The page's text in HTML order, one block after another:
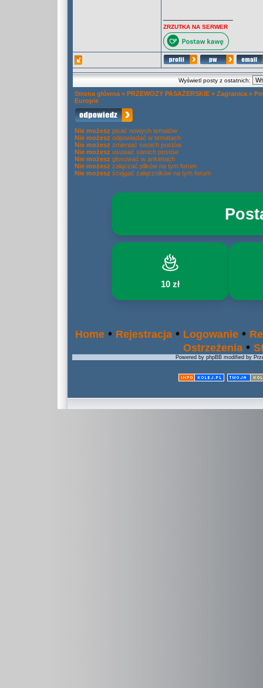
ZRZUTKA NA SERWER
Wyświetl posty z ostatnich:
Strona główna » PRZEWOZY PASAŻERSKIE » Zagranica »
Europie
Nie możesz pisać nowych tematów
Nie możesz odpowiadać w tematach
Nie możesz zmieniać swoich postów
Nie możesz usuwać swoich postów
Nie możesz głosować w ankietach
Nie możesz załączać plików na tym forum
Nie możesz ściągać załączników na tym forum
10 zł
Home • Rejestracja • Logowanie •
Ostrzeżenia •
Powered by phpBB modified by